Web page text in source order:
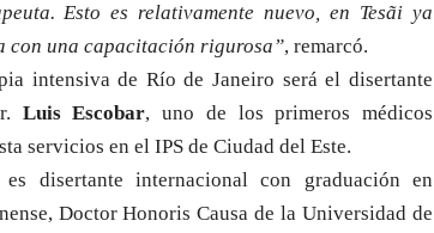
Esto es relativamente nuevo, en Tesãi ya
con una capacitación rigurosa”, remarcó.
intensiva de Río de Janeiro será el disertante
Luis Escobar, uno de los primeros médicos
servicios en el IPS de Ciudad del Este.
disertante internacional con graduación en
Doctor Honoris Causa de la Universidad de